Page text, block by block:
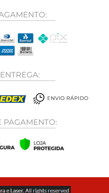
PAGAMENTO: